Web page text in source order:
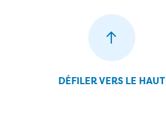
DÉFILER VERS LE HAUT